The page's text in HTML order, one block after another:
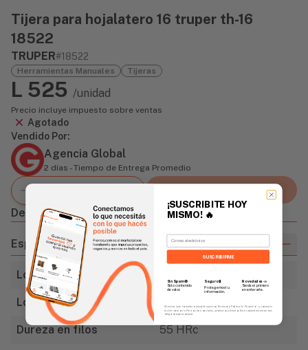
Tijera para hojalatero 16 truper th-16
18522
TRUPER#18522
Herramientas Manuales Tijeras
L 525 /unidad
Precio incluye impuesto sobre ventas
Agotado
Vendido Por:
Agencia Global
2 días - Tiempo de Entrega Promedio
Agregar al carrito
Descripción
Especificaciones
Longitud total
Longitud de corte 2 1/3" (60mm)
Dureza en filos 55 HRc
¡SUSCRIBITE HOY
MISMO! 🔥
Email
SUSCRIBIRME
Sin Spam 🚫
Solo contenido
de valor.
Seguro 🔒
Protegemos tu
información.
Novedades📣
Serás el primero
en enterarte.
Al enviar este formulario, aceptás nuestros Términos y Política de Privacidad, y consentís
recibir correos de Fierros con novedades, productos y eventos. Este consentimiento no es
obligatorio para comprar.